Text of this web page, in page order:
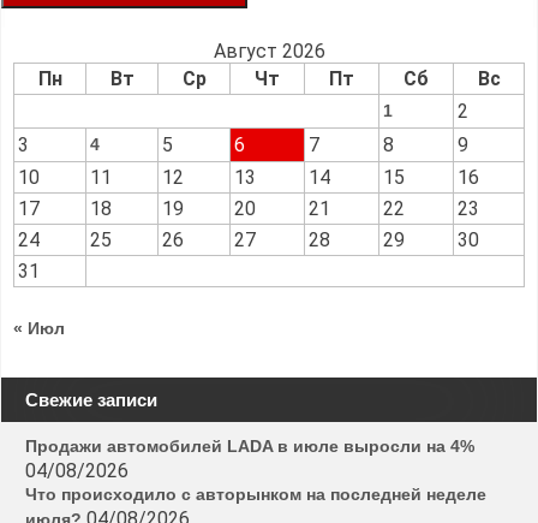
Август 2026
Пн
Вт Ср Чт Пт Сб Вс
1
2
3
4 5 6 7 8
9
10
11 12 13 14 15
16
17
18 19 20 21 22
23
24
25 26 27 28 29
30
31
« Июл
Свежие записи
Продажи автомобилей LADA в июле выросли на 4%
04/08/2026
Что происходило с авторынком на последней неделе